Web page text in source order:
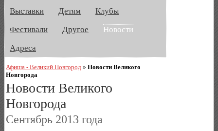
Выставки
Детям
Клубы
Фестивали
Другое
Новости
Адреса
Афиша - Великий Новгород »Новости Великого
Новгорода
Новости Великого
Новгорода
Сентябрь 2013 года